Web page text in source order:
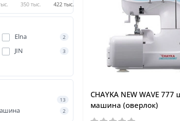
350 тыс. 422 тыс.
Elna 2
JIN 3
13
2
CHAYKA NEW WAVE
машина (оверлок)